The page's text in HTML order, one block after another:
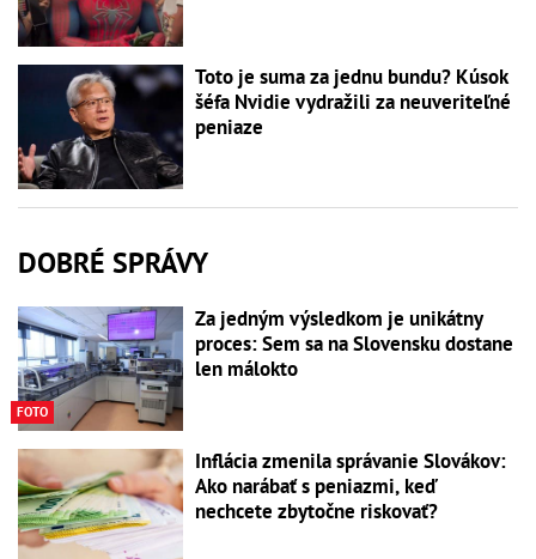
Toto je suma za jednu bundu? Kúsok
šéfa Nvidie vydražili za neuveriteľné
peniaze
DOBRÉ SPRÁVY
FOTO
Za jedným výsledkom je unikátny
proces: Sem sa na Slovensku dostane
len málokto
Inflácia zmenila správanie Slovákov:
Ako narábať s peniazmi, keď
nechcete zbytočne riskovať?